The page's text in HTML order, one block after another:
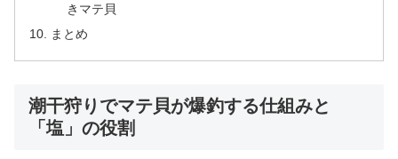
きマテ貝
まとめ
潮干狩りでマテ貝が爆釣する仕組みと
「塩」の役割